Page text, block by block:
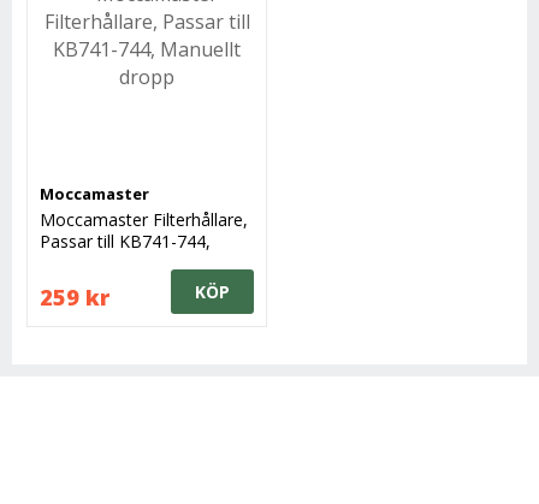
Moccamaster
Moccamaster Filterhållare,
Passar till KB741-744,
259 kr KÖP